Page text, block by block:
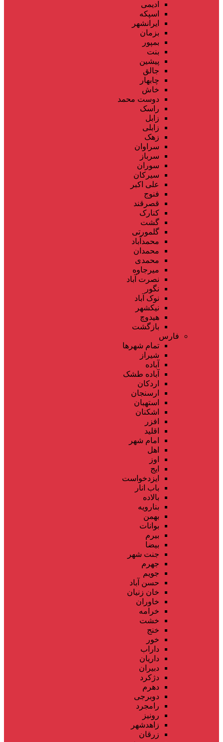
ادیمی
اسپکه
ایرانشهر
بزمان
بمپور
بنت
پیشین
جالق
چابهار
خاش
دوست محمد
راسک
زابل
زابلی
زهک
سراوان
سرباز
سوران
سیرکان
علی اکبر
فنوج
قصرقند
کنارک
گشت
گلمورتی
محمدآباد
محمدان
محمدی
میرجاوه
نصرت آباد
نگور
نوک آباد
نیکشهر
هیدوچ
بازگشت
فارس
تمام شهر‌ها
شیراز
آباده
آباده طشک
اردکان
ارسنجان
استهبان
اشکنان
افزر
اقلید
امام شهر
اهل
اوز
ایج
ایزدخواست
باب انار
بالاده
بنارویه
بهمن
بوانات
بیرم
بیضا
جنت شهر
جهرم
جویم
حسن آباد
خان زنیان
خاوران
خرامه
خشت
خنج
خور
داراب
داریان
دبیران
دژکرد
دهرم
دوبرجی
رامجرد
رونیز
زاهدشهر
زرقان